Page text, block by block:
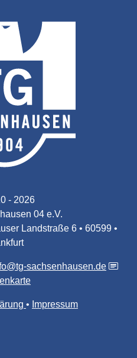
- 2026
04 e.V.
Landstraße 6 • 60599 •
sachsenhausen.de
Impressum